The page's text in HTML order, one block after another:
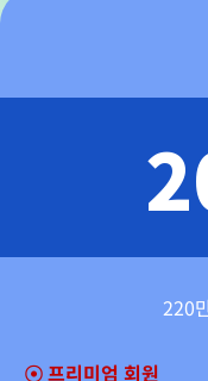
220
☉프리미엄 회원